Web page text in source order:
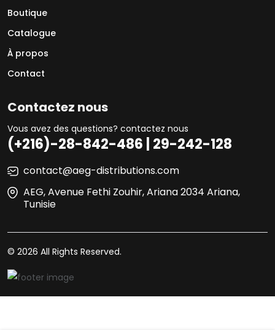
Boutique
Catalogue
À propos
Contact
Contactez nous
Vous avez des questions? contactez nous
(+216)-28-842-486 | 29-242-128
contact@aeg-distributions.com
AEG, Avenue Fethi Zouhir, Ariana 2034 Ariana,
Tunisie
© 2026 All Rights Reserved.